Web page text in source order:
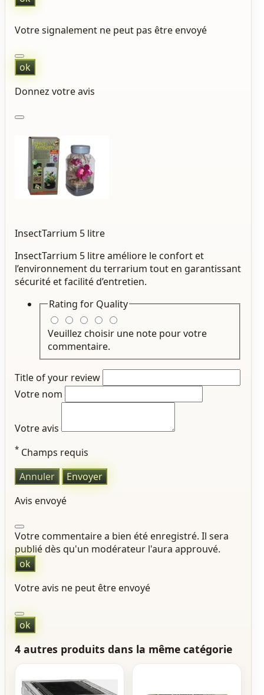
Votre signalement ne peut pas être envoyé
ok
Donnez votre avis
InsectTarrium 5 litre
InsectTarrium 5 litre améliore le confort et
l’environnement du terrarium tout en garantissant
sécurité et facilité d’entretien.
Rating for Quality
Veuillez choisir une note pour votre
commentaire.
Title of your review
Votre nom
Votre avis
* Champs requis
Annuler
Envoyer
Avis envoyé
Votre commentaire a bien été enregistré. Il sera
publié dès qu'un modérateur l'aura approuvé.
ok
Votre avis ne peut être envoyé
ok
4 autres produits dans la même catégorie